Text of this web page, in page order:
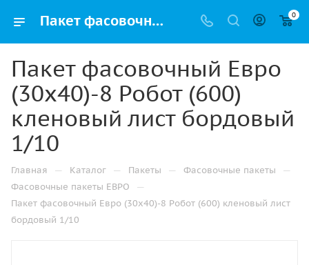
Пакет фасовочный Евро (30х40)-8 Робот (600) кленовый лист бордовый 1/10 купить в Уфе с доставкой оптом и в розницу 0
Пакет фасовочный Евро
(30х40)-8 Робот (600)
кленовый лист бордовый
1/10
Главная — Каталог — Пакеты — Фасовочные пакеты —
Фасовочные пакеты ЕВРО —
Пакет фасовочный Евро (30х40)-8 Робот (600) кленовый лист
бордовый 1/10